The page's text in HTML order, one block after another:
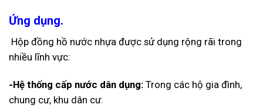
Ứng dụng.
Hộp đồng hồ nước nhựa được sử dụng rộng rãi trong
nhiều lĩnh vực:
-Hệ thống cấp nước dân dụng: Trong các hộ gia đình,
chung cư, khu dân cư.